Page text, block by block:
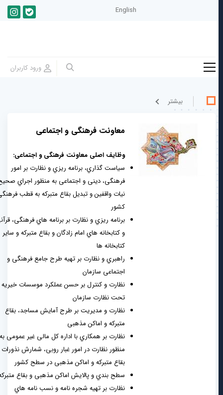
English
بيشتر
معاونت فرهنگی و اجتماعی
وظایف اصلی معاونت فرهنگی و اجتماعی:
سیاست گذاري، برنامه ریزي و نظارت بر امور
فرهنگی، دینی و اجتماعی به منظور اجراي صحیح
نیات واقفین و تبدیل بقاع متبرکه به قطب فرهنگی
کشور
برنامه ریزي و نظارت بر برنامه هاي فرهنگی، قرآنی
و کتابخانه هاي امام زادگان و بقاع متبرکه و سایر
کتابخانه ها
راهبري و نظارت بر تهیه طرح جامع فرهنگی و
اجتماعی سازمان
نظارت و کنترل بر حسن عملکرد موسسات خیریه
تحت نظارت سازمان
نظارت و مدیریت بر طرح آمایش مساجد، بقاع
متبرکه و اماکن مذهبی
نظارت بر همکاري با اداره کل مالی غیر عمومی به
منظور نظارت در امور غبار روبی، شمارش نذورات
بقاع متبرکه و اماکن مذهبی در سطح کشور
سطح بندي و پالایش اماکن مذهبی و بقاع متبرکه
نظارت بر تهیه شجره نامه و نسب نامه هاي